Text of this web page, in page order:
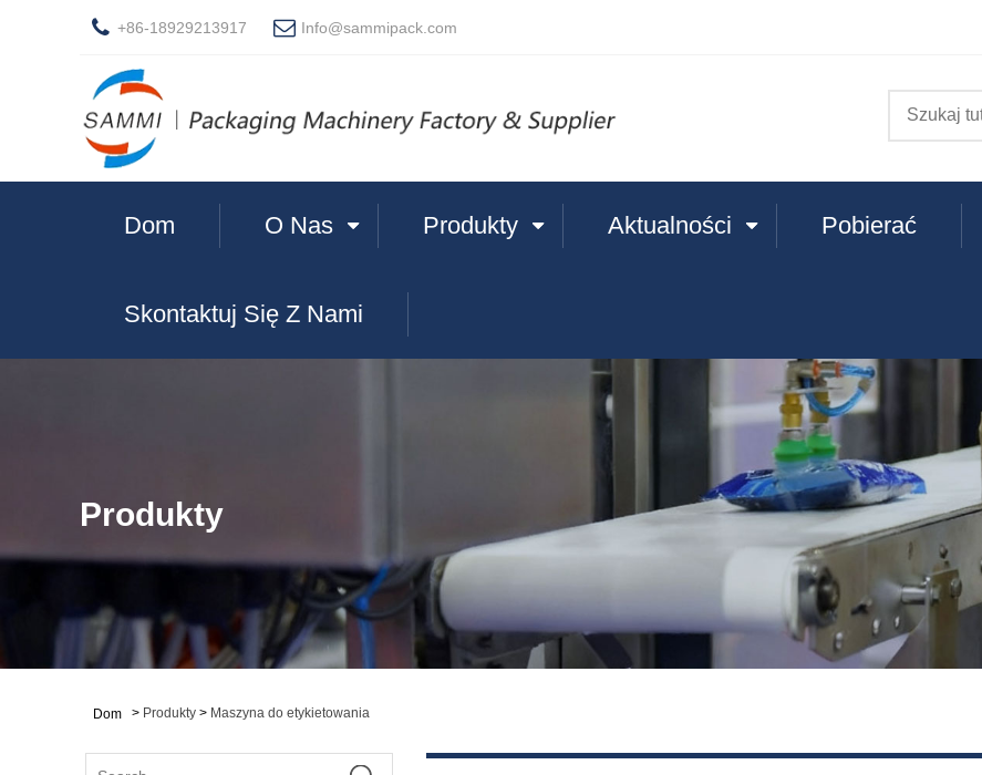
+86-18929213917 Info@sammipack.com
Dom O Nas Produkty Aktualności Pobierać
Skontaktuj Się Z Nami
Produkty
Dom > Produkty > Maszyna do etykietowania